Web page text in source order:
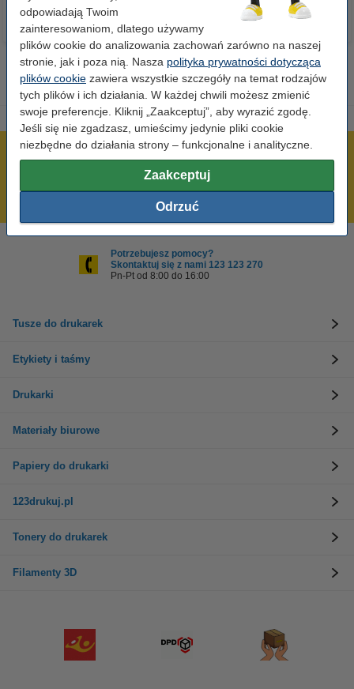
odpowiadają Twoim
zainteresowaniom, dlatego używamy
plików cookie do analizowania zachowań zarówno na naszej
stronie, jak i poza nią. Nasza polityka prywatności dotycząca
plików cookie zawiera wszystkie szczegóły na temat rodzajów
tych plików i ich działania. W każdej chwili możesz zmienić
swoje preferencje. Kliknij „Zaakceptuj”, aby wyrazić zgodę.
Jeśli się nie zgadzasz, umieścimy jedynie pliki cookie
niezbędne do działania strony – funkcjonalne i analityczne.
Zaakceptuj
Odrzuć
600 tysięcy zadowolonych klientów
Potrzebujesz pomocy?
Skontaktuj się z nami 123 123 270
Pn-Pt od 8:00 do 16:00
Tusze do drukarek
Etykiety i taśmy
Drukarki
Materiały biurowe
Papiery do drukarki
123drukuj.pl
Tonery do drukarek
Filamenty 3D